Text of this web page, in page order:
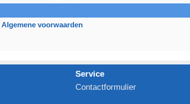
Algemene voorwaarden
Service
Contactformulier